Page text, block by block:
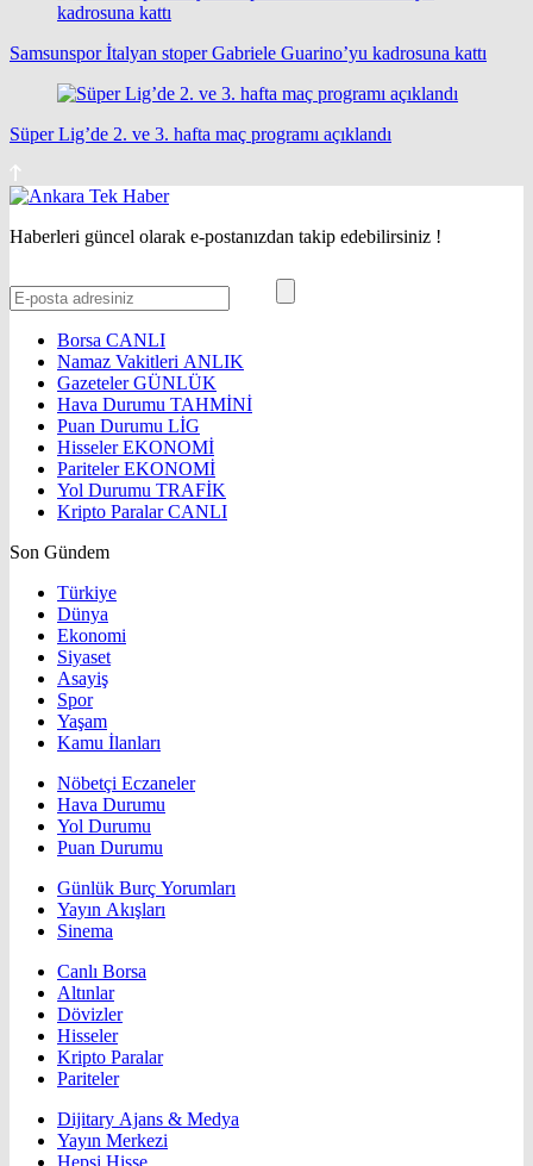
Samsunspor İtalyan stoper Gabriele Guarino’yu kadrosuna kattı
Süper Lig’de 2. ve 3. hafta maç programı açıklandı
Haberleri güncel olarak e-postanızdan takip edebilirsiniz !
Borsa CANLI
Namaz Vakitleri ANLIK
GazetelerGÜNLÜK
Hava Durumu TAHMİNİ
Puan Durumu LİG
HisselerEKONOMİ
ParitelerEKONOMİ
Yol Durumu TRAFİK
Kripto ParalarCANLI
Son Gündem
Türkiye
Dünya
Ekonomi
Siyaset
Asayiş
Spor
Yaşam
Kamu İlanları
Nöbetçi Eczaneler
Hava Durumu
Yol Durumu
Puan Durumu
Günlük Burç Yorumları
Yayın Akışları
Sinema
Canlı Borsa
Altınlar
Dövizler
Hisseler
Kripto Paralar
Pariteler
Dijitary Ajans & Medya
Yayın Merkezi